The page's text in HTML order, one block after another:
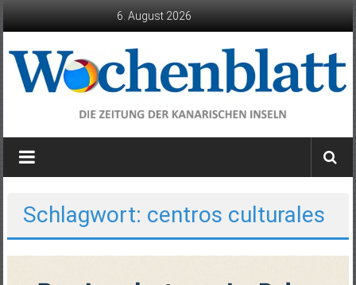
6. August 2026
Wochenblatt
die
Kanarischen
Inseln
Schlagwort: centros culturales